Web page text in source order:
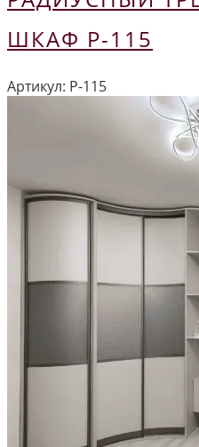
ШКАФ Р-115
Артикул: Р-115